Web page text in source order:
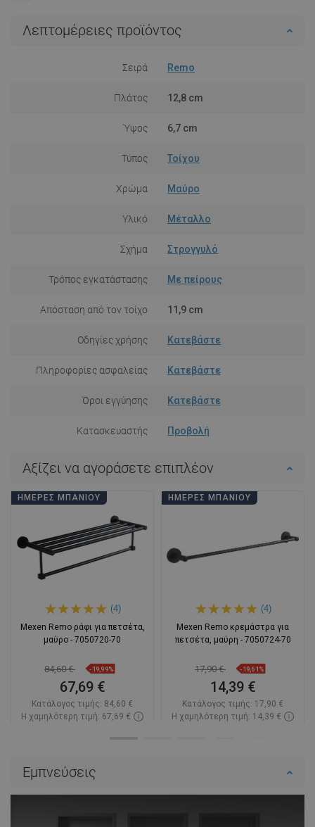
Λεπτομέρειες προϊόντος
Σειρά Remo
Πλάτος 12,8 cm
Ύψος 6,7 cm
Τύπος Τοίχου
Χρώμα Μαύρο
Υλικό Μέταλλο
Σχήμα Στρογγυλό
Τρόπος εγκατάστασης Με πείρους
Απόσταση από τον τοίχο 11,9 cm
Οδηγίες χρήσης Κατεβάστε
Πληροφορίες ασφαλείας Κατεβάστε
Όροι εγγύησης Κατεβάστε
Κατασκευαστής Προβολή
Αξίζει να αγοράσετε επιπλέον
ΗΜΈΡΕΣ ΜΠΆΝΙΟΥ
(4)
Mexen Remo ράφι για πετσέτα,
μαύρο - 7050720-70
84,60 € -19,99%
67,69 €
Κατάλογος τιμής: 84,60 €
Η χαμηλότερη τιμή: 67,69 €
ΗΜΈΡΕΣ ΜΠΆΝΙΟΥ
(4)
Mexen Remo κρεμάστρα για
πετσέτα, μαύρη - 7050724-70
17,90 € -19,61%
14,39 €
Κατάλογος τιμής: 17,90 €
Η χαμηλότερη τιμή: 14,39 €
Εμπνεύσεις